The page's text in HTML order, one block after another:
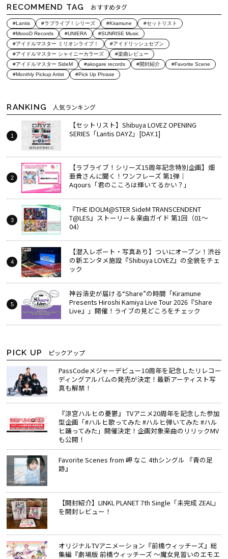
RECOMMEND TAG おすすめタグ
#Lantis #ラブライブ！シリーズ #Kiramune
#セットリスト
#MoooD Records
#UNIERA
#SUNRISE Music
#アイドルマスター ミリオンライブ！
#アイドリッシュセブン
#アイドルマスター シャイニーカラーズ
#楽曲レビュー
#アイドルマスター SideM
#akogare records #開封紹介
#Favorite Scene
#Monthly Pickup Artist
#Pick Up Phrase
RANKING 人気ランキング
【セットリスト】Shibuya LOVEZ OPENING
SERIES「Lantis DAYZ」[DAY.1]
【ラブライブ！シリーズ15周年記念特別企画】畑
亜貴さんに聞く！ワンフレーズ 第1弾｜
Aqours「君のこころは輝いてるかい？」
『THE IDOLM@STER SideM TRANSCENDENT
T@LES』ストーリー＆楽曲ガイド 第1回（01～
04）
【潜入レポート・写真あり】ついにオープン！渋谷
の新エンタメ施設『Shibuya LOVEZ』の全貌をチェ
ック
神谷浩史が届ける“Share”の時間――「Kiramune
Presents Hiroshi Kamiya Live Tour 2026『Share
Live』」開催！ライブの見どころをチェック
PICK UP ピックアップ
PassCodeメジャーデビュー10周年を記念したリレコー
ディングアルバムの発売が決定！最新アーティスト写
真も解禁！
『涼宮ハルヒの憂鬱』 TVアニメ20周年を記念した参加
型企画「#ハルヒ歌ってみた #ハルヒ弾いてみた #ハル
ヒ踊ってみた」開催決定！企画対象楽曲のリリックMV
も公開！
Favorite Scenes from 岬 なこ 4thシングル 『青の足
跡』
【開封紹介】LINKL PLANET 7th Single「未完成 ZEAL」
を開封レビュー！
オリジナルTVアニメーション『前橋ウィッチーズ』総
集編『劇場版 前橋ウィッチーズ ～魔女見習いのエモエ